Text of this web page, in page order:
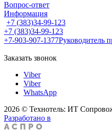
Вопрос-ответ
Информация
+7 (383)34-99-123
+7 (383)34-99-123
+7-903-907-1377Руководитель
Заказать звонок
Viber
Viber
WhatsApp
2026 © Технотель: ИТ
Разработано в